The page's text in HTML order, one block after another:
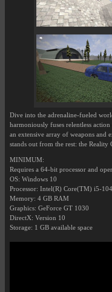
Dive into the adrenaline-fueled
harmoniously fuses relentless
an extensive array of weapons and
stands out from the rest: the Reality
MINIMUM:
Requires a 64-bit processor and
OS: Windows 10
Processor: Intel(R) Core(TM) i5-
Memory: 4 GB RAM
Graphics: GeForce GT 1030
DirectX: Version 10
Storage: 1 GB available space